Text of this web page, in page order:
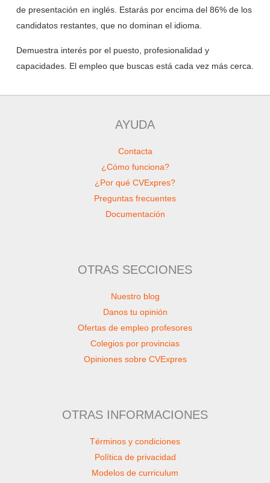
de presentación en inglés. Estarás por encima del 86% de los
candidatos restantes, que no dominan el idioma.
Demuestra interés por el puesto, profesionalidad y
capacidades. El empleo que buscas está cada vez más cerca.
AYUDA
Contacta
¿Cómo funciona?
¿Por qué CVExpres?
Preguntas frecuentes
Documentación
OTRAS SECCIONES
Nuestro blog
Danos tu opinión
Ofertas de empleo profesores
Colegios por provincias
Opiniones sobre CVExpres
OTRAS INFORMACIONES
Términos y condiciones
Política de privacidad
Modelos de curriculum